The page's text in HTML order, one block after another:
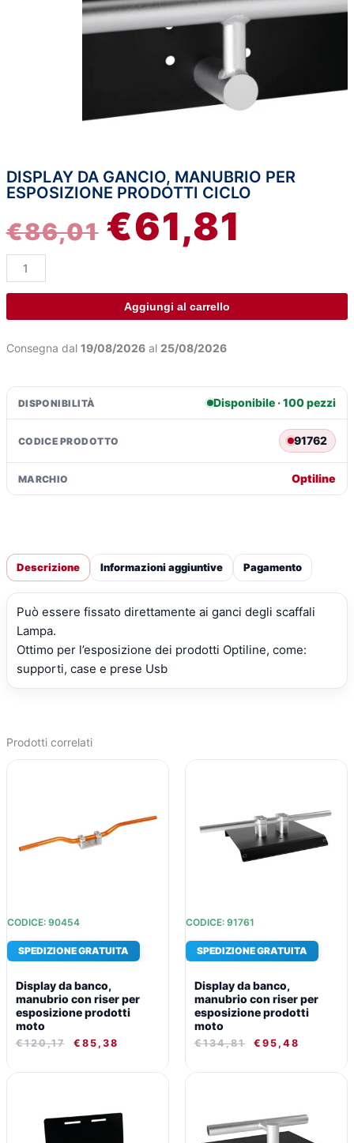
DISPLAY DA GANCIO, MANUBRIO PER
ESPOSIZIONE PRODOTTI CICLO
€86,01
IL
PREZZO
ERA:
€61,81
IL
È:
Display
da
manubrio
esposizione
prodotti
quantità
Aggiungi al carrello
Consegna dal 19/08/2026al 25/08/2026
DISPONIBILITÀ Disponibile · 100 pezzi
CODICE PRODOTTO 91762
MARCHIO Optiline
Descrizione Informazioni aggiuntive Pagamento
Può essere fissato direttamente ai ganci degli scaffali
Lampa.
Ottimo per l’esposizione dei prodotti Optiline, come:
supporti, case e prese Usb
Prodotti correlati
CODICE: 90454
SPEDIZIONE GRATUITA
Display da banco,
manubrio con riser per
esposizione prodotti
moto
€120,17 € 85,38
€85,38.
CODICE: 91761
SPEDIZIONE GRATUITA
Display da banco,
manubrio con riser per
esposizione prodotti
moto
€134,81
€134,81.
€ 95,48
€95,48.
ERA:
€122,61.
È:
€87,06.
ERA:
€95,77.
È:
€68,54.